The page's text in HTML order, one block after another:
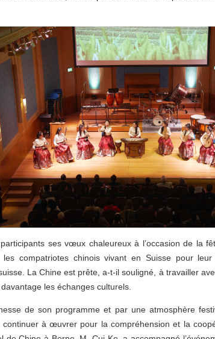
ses vœux chaleureux à l’occasion de la
compatriotes chinois vivant en Suisse pour
La Chine est prête, a-t-il souligné, à travailler
les échanges culturels.
de son programme et par une atmosphère
à œuvrer pour la compréhension et la